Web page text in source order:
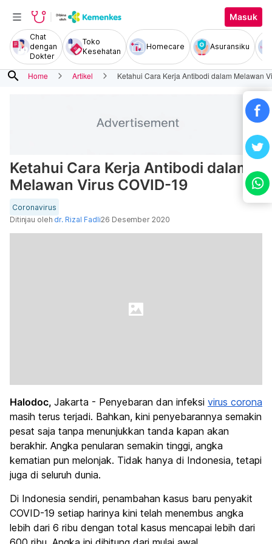
Masuk
Chat
dengan
Dokter
Toko
Kesehatan
Homecare Asuransiku
search Home Artikel Ketahui Cara Kerja Antibodi dalam Melawan
Ketahui Cara Kerja Antibodi dalam
Melawan Virus COVID-19
Coronavirus
Ditinjau oleh dr. Rizal Fadli26 Desember 2020
Halodoc, Jakarta - Penyebaran dan infeksi virus corona
masih terus terjadi. Bahkan, kini penyebarannya semakin
pesat saja tanpa menunjukkan tanda kapan akan
berakhir. Angka penularan semakin tinggi, angka
kematian pun melonjak. Tidak hanya di Indonesia, tetapi
juga di seluruh dunia.
Di Indonesia sendiri, penambahan kasus baru penyakit
COVID-19 setiap harinya kini telah menembus angka
lebih dari 6 ribu dengan total kasus mencapai lebih dari